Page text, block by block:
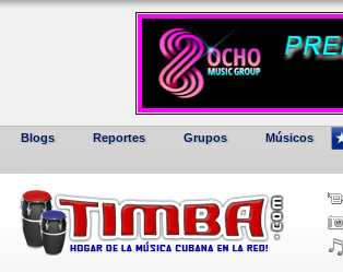
Blogs Reportes Grupos Músicos